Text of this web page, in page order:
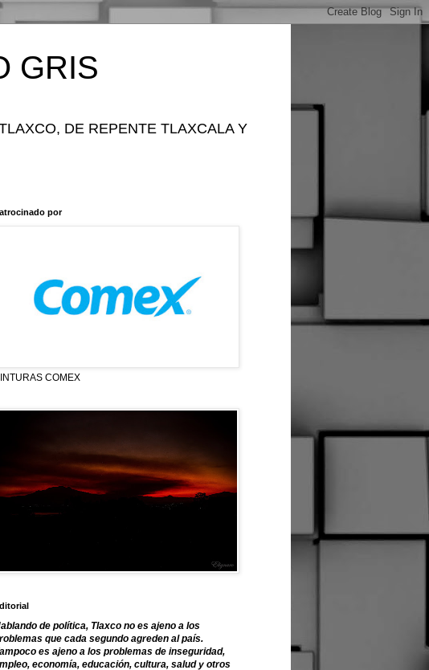
GRIS
DE REPENTE TLAXCALA Y
por
COMEX
de política, Tlaxco no es ajeno a los
que cada segundo agreden al país.
es ajeno a los problemas de inseguridad,
economía, educación, cultura, salud y otros